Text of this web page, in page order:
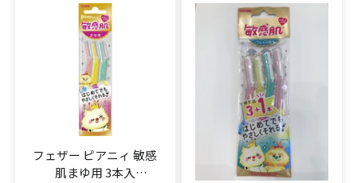
フェザー ピアニィ 敏感
肌まゆ用 3本入